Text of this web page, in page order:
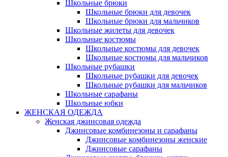
Школьные брюки
Школьные брюки для девочек
Школьные брюки для мальчиков
Школьные жилеты для девочек
Школьные костюмы
Школьные костюмы для девочек
Школьные костюмы для мальчиков
Школьные рубашки
Школьные рубашки для девочек
Школьные рубашки для мальчиков
Школьные сарафаны
Школьные юбки
ЖЕНСКАЯ ОДЕЖДА
Женская джинсовая одежда
Джинсовые комбинезоны и сарафаны
Джинсовые комбинезоны женские
Джинсовые сарафаны